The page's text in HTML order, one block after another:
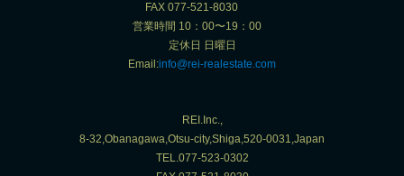
FAX 077-521-8030
営業時間 10：00〜19：00
定休日 日曜日
Email:info@rei-realestate.com
REI.Inc.,
8-32,Obanagawa,Otsu-city,Shiga,520-0031,Japan
TEL.077-523-0302